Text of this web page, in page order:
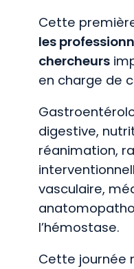
Cette
les
chercheurs
en charge de
digestive,
réanimation,
vasculaire,
l’hémostase.
Cette journée